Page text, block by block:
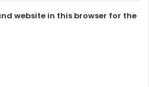
website in this browser for the